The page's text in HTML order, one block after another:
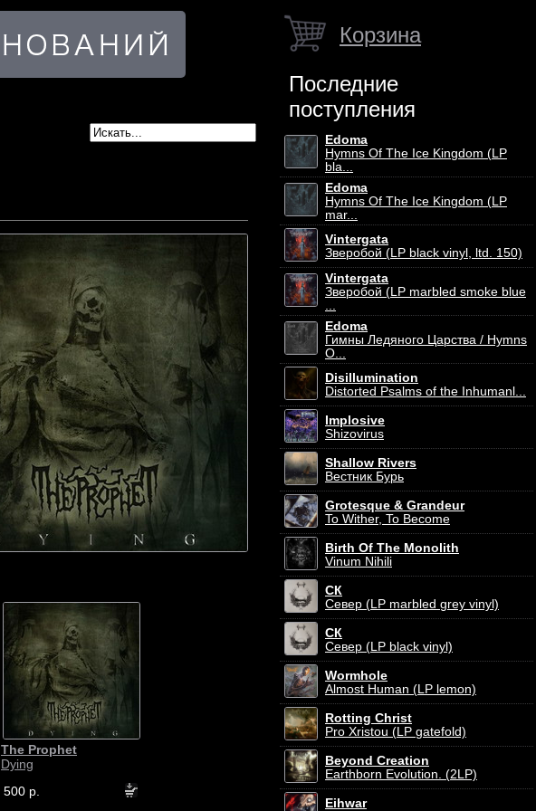
The Prophet
Dying
500 р.
Корзина
Последние
поступления
Edoma
Hymns Of The Ice Kingdom (LP
bla...
Edoma
Hymns Of The Ice Kingdom (LP
mar...
Vintergata
Зверобой (LP black vinyl, ltd. 150)
Vintergata
Зверобой (LP marbled smoke blue
...
Edoma
Гимны Ледяного Царства / Hymns
O...
Disillumination
Distorted Psalms of the Inhumanl...
Implosive
Shizovirus
Shallow Rivers
Вестник Бурь
Grotesque & Grandeur
To Wither, To Become
Birth Of The Monolith
Vinum Nihili
СК
Север (LP marbled grey vinyl)
СК
Север (LP black vinyl)
Wormhole
Almost Human (LP lemon)
Rotting Christ
Pro Xristou (LP gatefold)
Beyond Creation
Earthborn Evolution. (2LP)
Eihwar